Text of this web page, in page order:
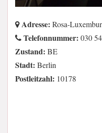
Adresse: Rosa-
Telefonnummer: 030
Zustand: BE
Stadt: Berlin
Postleitzahl: 10178